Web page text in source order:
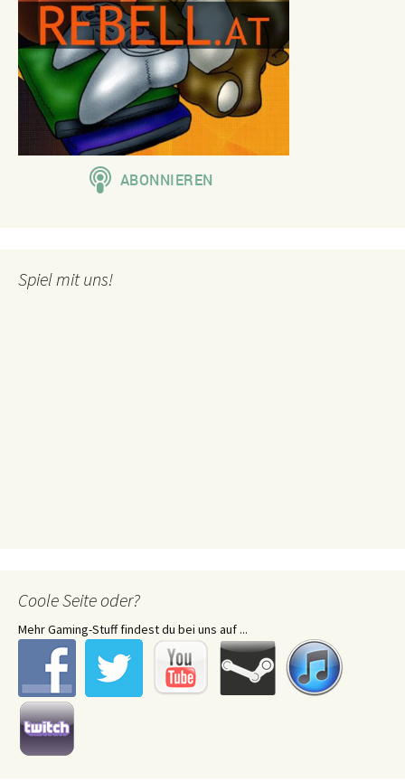
Spiel mit uns!
Coole Seite oder?
Mehr Gaming-Stuff findest du bei uns auf ...